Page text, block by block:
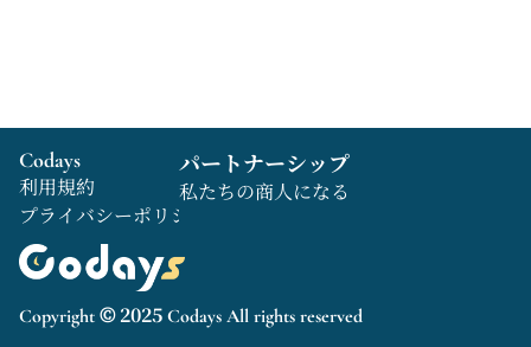
Copyright © 2025 Codays All rights reserved
Codays
利用規約
プライバシーポリシー
パートナーシップ
私たちの商人になる